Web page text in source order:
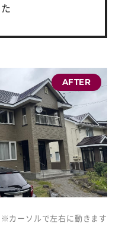
※カーソルで左右に動きます